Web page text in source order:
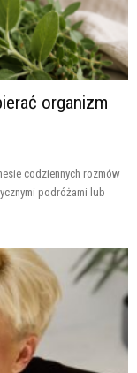
organizm
codziennych rozmów
podróżami lub